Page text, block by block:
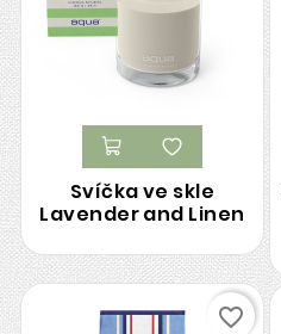
Svíčka ve skle
Lavender and Linen
favorite_border